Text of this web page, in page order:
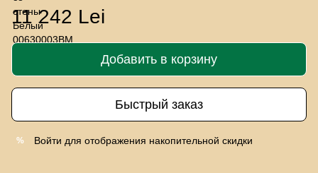
11 242 Lei
Добавить в корзину
Быстрый заказ
% Войти для отображения накопительной скидки